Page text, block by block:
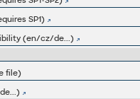
SP1)
(en/cz/de...)
file)